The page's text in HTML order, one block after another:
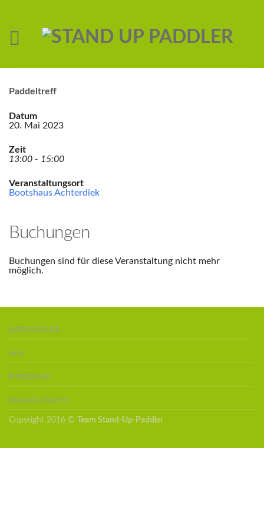
Paddeltreff
Datum
20. Mai 2023
Zeit
13:00 - 15:00
Veranstaltungsort
Bootshaus Achterdiek
Buchungen
Buchungen sind für diese Veranstaltung nicht mehr
möglich.
DATENSCHUTZ
AGB
IMPRESSUM
BOARDS KAUFEN
Copyright 2016 © Team Stand-Up-Paddler